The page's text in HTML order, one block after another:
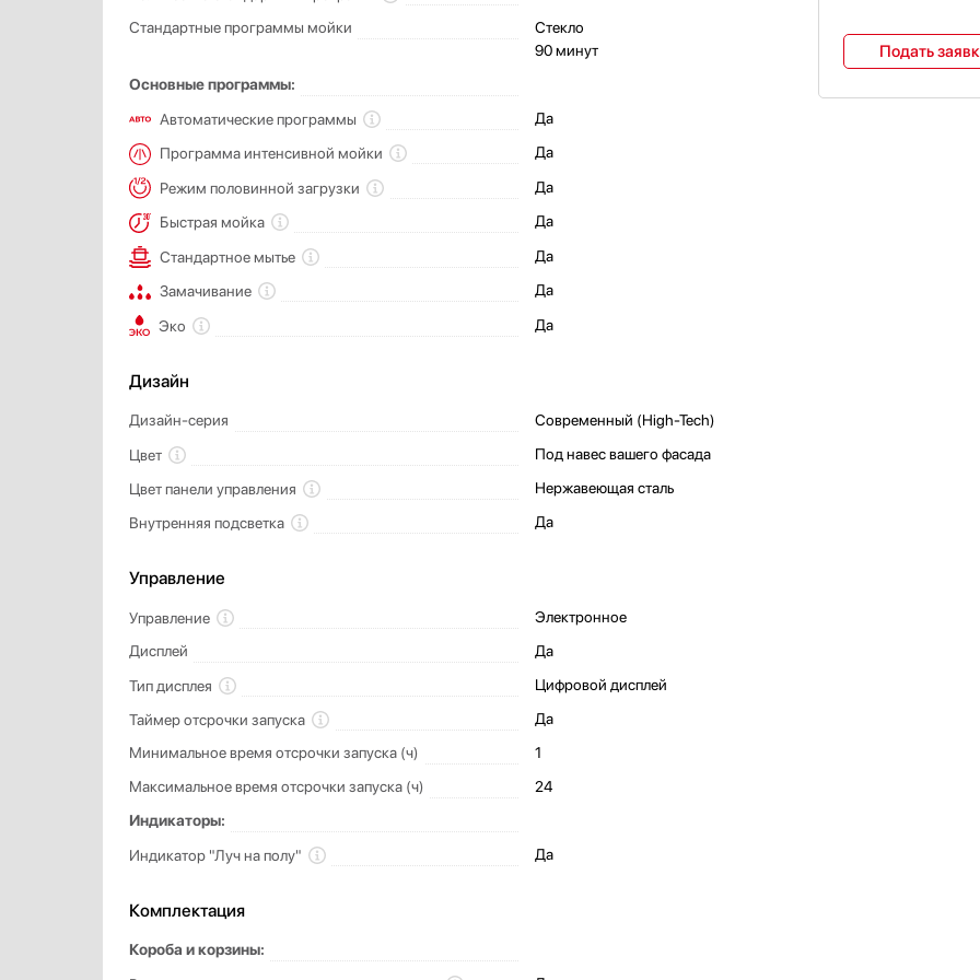
Стандартные программы мойки
Стекло
90 минут
Основные программы:
Автоматические программы
Да
Программа интенсивной мойки Да
Режим половинной загрузки Да
Быстрая мойка Да
Стандартное мытье Да
Замачивание Да
Эко Да
Дизайн
Дизайн-серия
Современный (High-Tech)
Цвет
Под навес вашего фасада
Цвет панели управления
Нержавеющая сталь
Внутренняя подсветка
Да
Управление
Управление
Электронное
Дисплей
Да
Тип дисплея
Цифровой дисплей
Таймер отсрочки запуска
Да
Минимальное время отсрочки запуска (ч)
1
Максимальное время отсрочки запуска (ч)
24
Индикаторы:
Индикатор "Луч на полу"
Да
Комплектация
Короба и корзины:
Подать